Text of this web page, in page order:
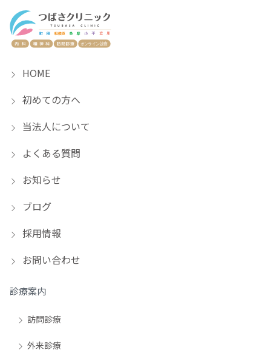
HOME
初めての方へ
当法人について
よくある質問
お知らせ
ブログ
採用情報
お問い合わせ
診療案内
訪問診療
外来診療